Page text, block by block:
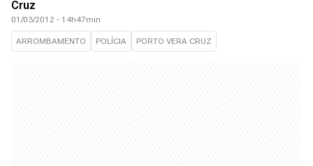
Cruz
01/03/2012 - 14h47min
ARROMBAMENTO POLÍCIA PORTO VERA CRUZ